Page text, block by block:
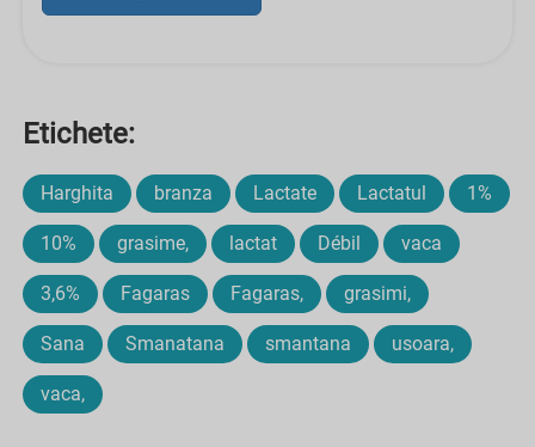
Etichete:
Harghita branza Lactate Lactatul 1%
10% grasime, lactat Débil vaca
3,6% Fagaras Fagaras, grasimi,
Sana Smanatana smantana usoara,
vaca,